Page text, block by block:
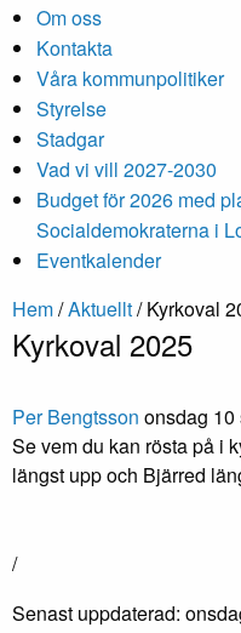
Om oss
Kontakta
Våra kommunpolitiker
Styrelse
Stadgar
Vad vi vill 2027-2030
Budget för 2026 med
Socialdemokraterna i
Eventkalender
Hem/Aktuellt/Kyrkoval
Kyrkoval 2025
Per Bengtsson onsdag 10
Se vem du kan rösta på i
längst upp och Bjärred
/
Senast uppdaterad: